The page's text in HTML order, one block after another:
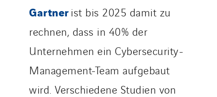
Gartnerist bis 2025 damit zu
rechnen, dass in 40% der
Unternehmen ein Cybersecurity-
Management-Team aufgebaut
wird. Verschiedene Studien von